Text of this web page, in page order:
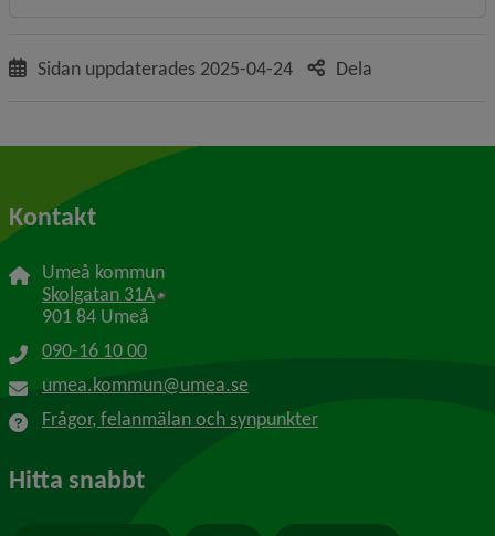
Sidan uppdaterades 2025-04-24 Dela
Kontakt
Umeå kommun
Skolgatan 31A Länk till annan webbplats, öppnas i nytt
901 84 Umeå
090-16 10 00
umea.kommun@umea.se
Frågor, felanmälan och synpunkter
Hitta snabbt